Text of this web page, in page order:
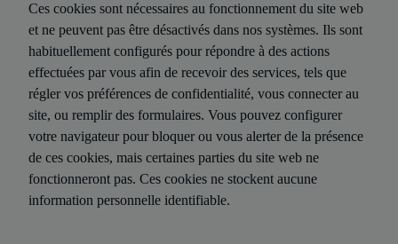
Ces cookies sont nécessaires au fonctionnement du site web
et ne peuvent pas être désactivés dans nos systèmes. Ils sont
habituellement configurés pour répondre à des actions
effectuées par vous afin de recevoir des services, tels que
régler vos préférences de confidentialité, vous connecter au
site, ou remplir des formulaires. Vous pouvez configurer
votre navigateur pour bloquer ou vous alerter de la présence
de ces cookies, mais certaines parties du site web ne
fonctionneront pas. Ces cookies ne stockent aucune
information personnelle identifiable.